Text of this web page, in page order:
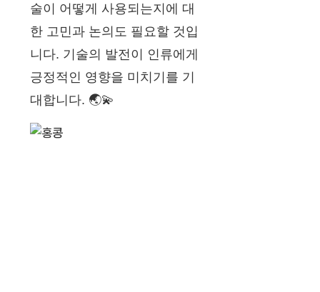
술이 어떻게 사용되는지에 대
한 고민과 논의도 필요할 것입
니다. 기술의 발전이 인류에게
긍정적인 영향을 미치기를 기
대합니다. 🌏💫